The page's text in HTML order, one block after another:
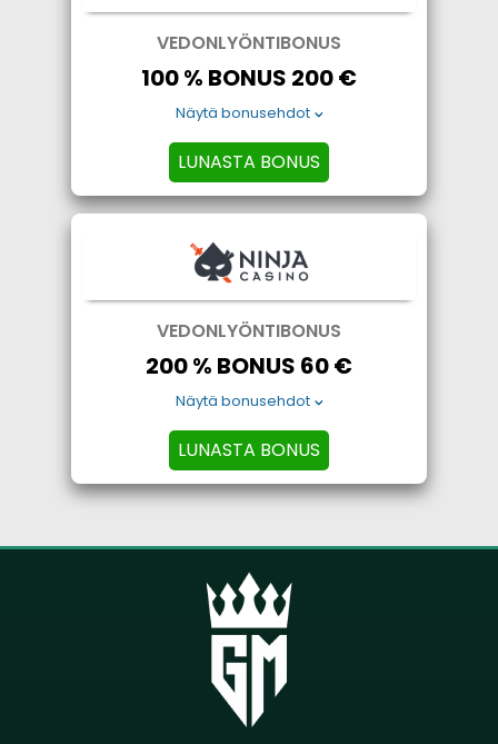
VEDONLYÖNTIBONUS
100 % BONUS 200 €
Näytä bonusehdot
LUNASTA BONUS
VEDONLYÖNTIBONUS
200 % BONUS 60 €
Näytä bonusehdot
LUNASTA BONUS